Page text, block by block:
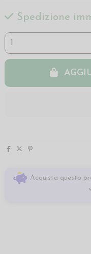
Spedizione
Acquista questo